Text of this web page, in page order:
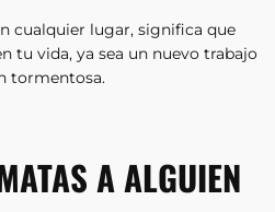
cualquier lugar, significa que
tu vida, ya sea un nuevo trabajo
tormentosa.
A ALGUIEN